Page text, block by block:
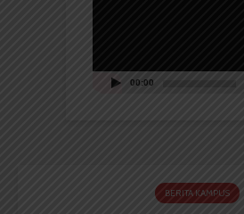
00:00
BERITA KAMPUS